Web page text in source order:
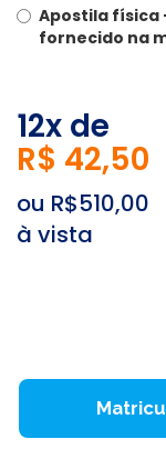
Apostila física
fornecido na
12x de
R$ 42,50
ou R$510,00
à vista